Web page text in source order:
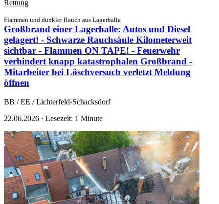
Rettung
Flammen und dunkler Rauch aus Lagerhalle
Großbrand einer Lagerhalle: Autos und Diesel
gelagert! - Schwarze Rauchsäule Kilometerweit
sichtbar - Flammen ON TAPE! - Feuerwehr
verhindert knapp katastrophalen Großbrand -
Mitarbeiter bei Löschversuch verletzt Meldung
öffnen
BB / EE / Lichterfeld-Schacksdorf
22.06.2026 · Lesezeit: 1 Minute